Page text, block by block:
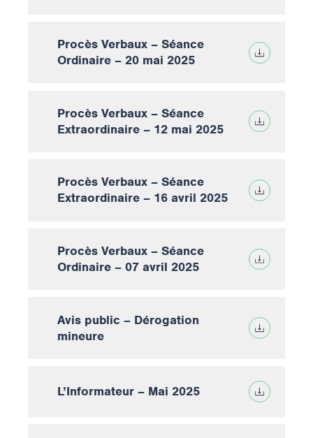
Procès Verbaux – Séance
Ordinaire – 20 mai 2025
Procès Verbaux – Séance
Extraordinaire – 12 mai 2025
Procès Verbaux – Séance
Extraordinaire – 16 avril 2025
Procès Verbaux – Séance
Ordinaire – 07 avril 2025
Avis public – Dérogation
mineure
L’Informateur – Mai 2025